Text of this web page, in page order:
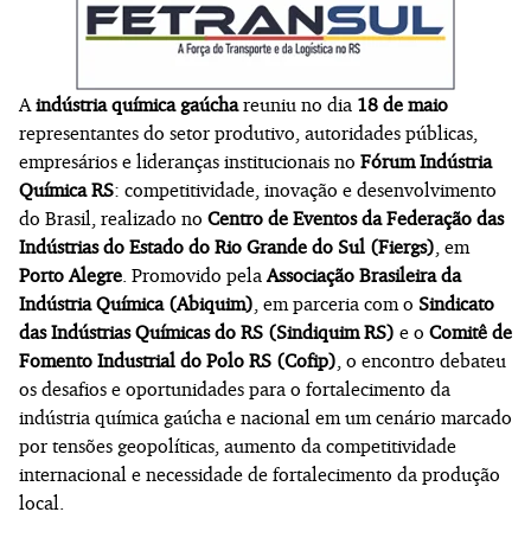
Aindústria química gaúchareuniu no dia 18 de maio
representantes do setor produtivo, autoridades públicas,
empresários e lideranças institucionais no Fórum Indústria
Química RS: competitividade, inovação e desenvolvimento
do Brasil, realizado no Centro de Eventos da Federação das
Indústrias do Estado do Rio Grande do Sul (Fiergs), em
Porto Alegre. Promovido pelaAssociação Brasileira da
Indústria Química (Abiquim), em parceria com o Sindicato
das Indústrias Químicas do RS (Sindiquim RS) e o Comitê de
Fomento Industrial do Polo RS (Cofip), o encontro debateu
os desafios e oportunidades para o fortalecimento da
indústria química gaúcha e nacional em um cenário marcado
por tensões geopolíticas, aumento da competitividade
internacional e necessidade de fortalecimento da produção
local.